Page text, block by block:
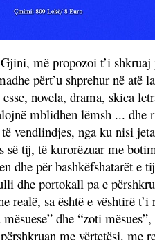
më propozoi t’i shkruaj
përt’u shprehur në
novela, drama, skica
mblidhen lëmsh ... dhe
vendlindjes, nga ku nisi
së tij, të kurorëzuar me
dhe për bashkëfshatarët
dhe portokall pa e
realë, sa është e vështirë
dhe “zoti
me vërtetësi,